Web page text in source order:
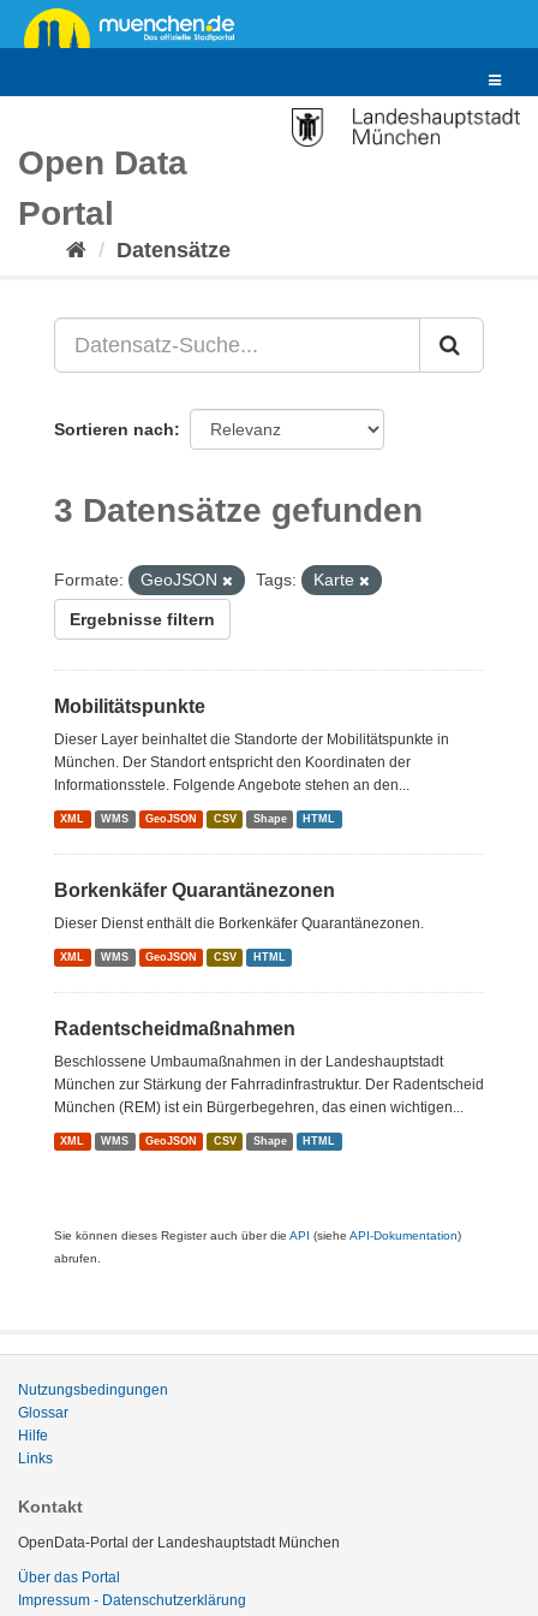
Überspringen
zum
Toggle
Open Data
Portal
Datensätze
Sortieren nach
3 Datensätze gefunden
Formate: GeoJSON Tags: Karte
Ergebnisse filtern
Mobilitätspunkte
Dieser Layer beinhaltet die Standorte der Mobilitätspunkte in
München. Der Standort entspricht den Koordinaten der
Informationsstele. Folgende Angebote stehen an den...
XML WMS GeoJSON CSV Shape HTML
Borkenkäfer Quarantänezonen
Dieser Dienst enthält die Borkenkäfer Quarantänezonen.
XML WMS GeoJSON CSV HTML
Radentscheidmaßnahmen
Beschlossene Umbaumaßnahmen in der Landeshauptstadt
München zur Stärkung der Fahrradinfrastruktur. Der Radentscheid
München (REM) ist ein Bürgerbegehren, das einen wichtigen...
XML WMS GeoJSON CSV Shape HTML
Sie können dieses Register auch über die API (siehe API-Dokumentation)
abrufen.
Nutzungsbedingungen
Glossar
Hilfe
Links
Kontakt
OpenData-Portal der Landeshauptstadt München
Über das Portal
Impressum - Datenschutzerklärung